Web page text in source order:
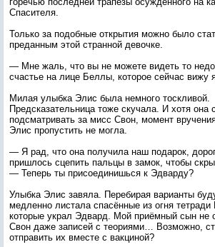
Спасителя.
Только за подобные открытия можно было
преданным этой странной девочке.
— Мне жаль, что вы не можете видеть то
счастье на лице Беллы, которое сейчас вижу
Милая улыбка Элис была немного тоскливой.
Предсказательница тоже скучала. И хотя она
подсматривать за мисс Свон, момент
Элис пропустить не могла.
— Я рад, что она получила наш подарок,
пришлось сцепить пальцы в замок, чтобы
— Теперь ты присоединишься к Эдварду?
Улыбка Элис завяла. Перебирая варианты
медленно листала спасённые из огня
которые украл Эдвард. Мой приёмный сын не
Свон даже записей с теориями… Возможно,
отправить их вместе с вакциной?